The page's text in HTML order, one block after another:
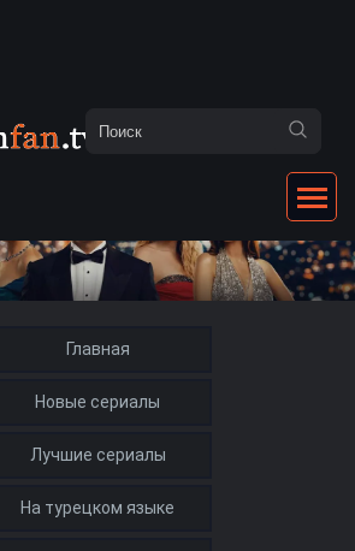
Главная
Новые сериалы
Лучшие сериалы
На турецком языке